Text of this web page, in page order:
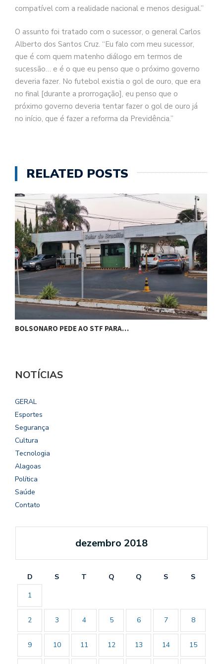
compatível com a realidade nacional e menos desigual.”
O assunto foi tratado com o sucessor, o general Carlos
Alberto dos Santos Cruz. “Eu falo com meu sucessor,
que é com quem matenho diálogo em termos de
sucessão… e é o que eu penso que o próximo governo
deveria fazer. No futebol existia o gol de ouro, que era
no final [durante a prorrogação], eu penso que o
próximo governo deveria tentar fazer o gol de ouro já
no início, que é fazer a reforma da Previdência.”
RELATED POSTS
BOLSONARO PEDE AO STF PARA…
NOTÍCIAS
GERAL
Esportes
Segurança
Cultura
Tecnologia
Alagoas
Política
Saúde
Contato
dezembro 2018
D S T Q Q S
S
1
2 3 4 5 6 7 8
9 10 11 12 13 14 15